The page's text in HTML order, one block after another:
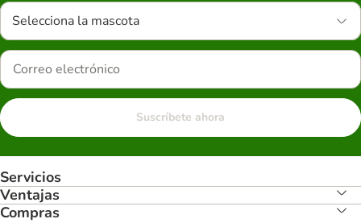
Selecciona la mascota
Suscríbete ahora
Servicios
Ventajas
Compras